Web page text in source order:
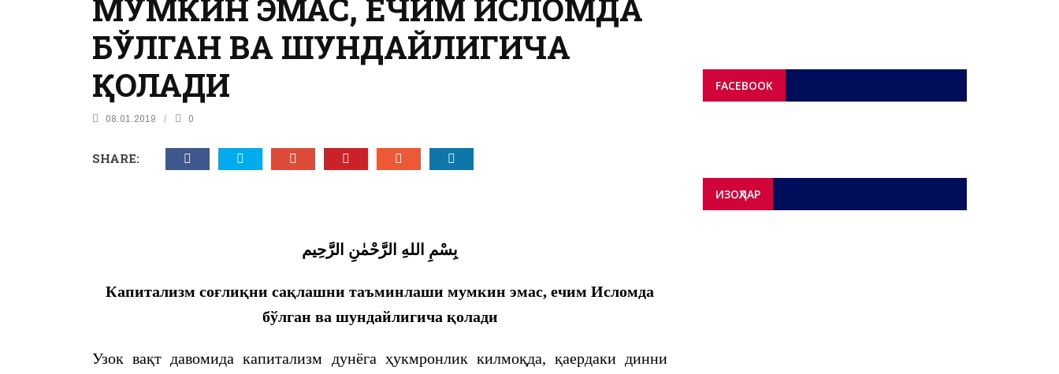
МУМКИН ЭМАС, ЕЧИМ ИСЛОМДА
БЎЛГАН ВА ШУНДАЙЛИГИЧА
ҚОЛАДИ
08.01.2019 0
SHARE:
بِسْمِ اللهِ الرَّحْمٰنِ الرَّحِيم
Капитализм соғлиқни сақлашни таъминлаши мумкин эмас, ечим Исломда
бўлган ва шундайлигича қолади
Узок вақт давомида капитализм дунёга ҳукмронлик килмоқда, қаердаки динни
FACEBOOK
ИЗОҲЛАР